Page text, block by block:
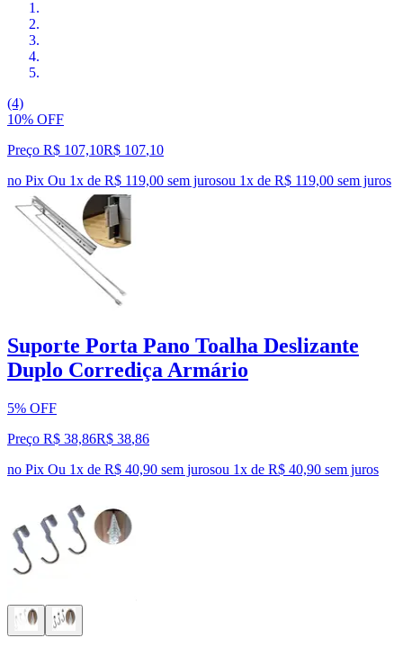
(4)
10% OFF
Preço R$ 107,10R$ 107,10
no Pix Ou 1x de R$ 119,00 sem jurosou 1x de R$ 119,00 sem juros
Suporte Porta Pano Toalha Deslizante
Duplo Corrediça Armário
5% OFF
Preço R$ 38,86R$ 38,86
no Pix Ou 1x de R$ 40,90 sem jurosou 1x de R$ 40,90 sem juros